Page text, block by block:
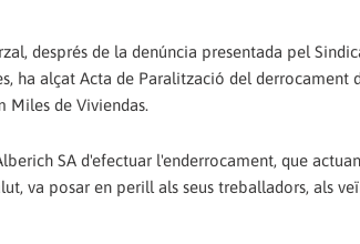
després de la denúncia presentada pel
ha alçat Acta de Paralització del derrocament
Miles de Viviendas.
SA d'efectuar l'enderrocament, que
va posar en perill als seus treballadors, als